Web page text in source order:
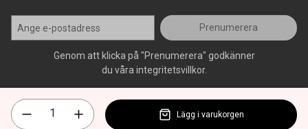
Prenumerera
Genom att klicka på "Prenumerera" godkänner
du våra integritetsvillkor.
Lägg i varukorgen